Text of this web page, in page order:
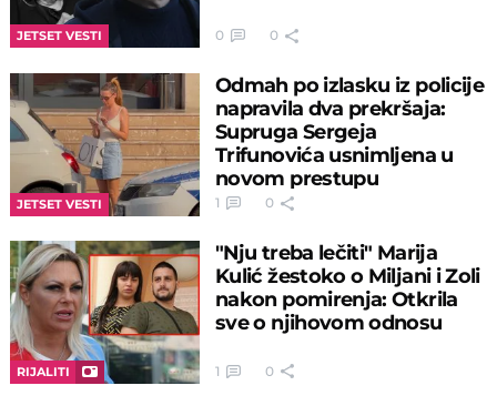
JETSET VESTI 0 0
JETSET VESTI
Odmah po izlasku iz policije
napravila dva prekršaja:
Supruga Sergeja
Trifunovića usnimljena u
novom prestupu
1 0
RIJALITI
"Nju treba lečiti" Marija
Kulić žestoko o Miljani i Zoli
nakon pomirenja: Otkrila
sve o njihovom odnosu
1 0